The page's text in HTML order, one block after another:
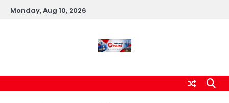
SkipMonday, Aug 10, 2026